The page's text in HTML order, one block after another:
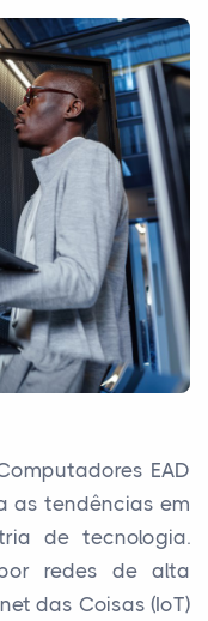
EAD
as tendências em
de tecnologia.
redes de alta
das Coisas (IoT)